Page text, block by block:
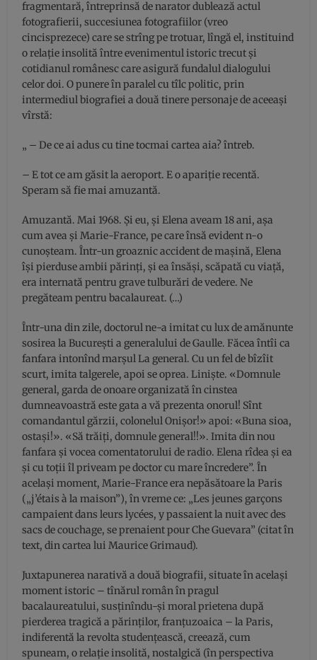
fragmentară, întreprinsă de narator dublează actul
fotografierii, succesiunea fotografiilor (vreo
cincisprezece) care se strîng pe trotuar, lîngă el, instituind
o relaţie insolită între evenimentul istoric trecut şi
cotidianul românesc care asigură fundalul dialogului
celor doi. O punere în paralel cu tîlc politic, prin
intermediul biografiei a două tinere personaje de aceeaşi
vîrstă:
„ – De ce ai adus cu tine tocmai cartea aia? întreb.
– E tot ce am găsit la aeroport. E o apariţie recentă.
Speram să fie mai amuzantă.
Amuzantă. Mai 1968. Şi eu, şi Elena aveam 18 ani, aşa
cum avea şi Marie-France, pe care însă evident n-o
cunoşteam. Într-un groaznic accident de maşină, Elena
îşi pierduse ambii părinţi, şi ea însăşi, scăpată cu viaţă,
era internată pentru grave tulburări de vedere. Ne
pregăteam pentru bacalaureat. (…)
Într-una din zile, doctorul ne-a imitat cu lux de amănunte
sosirea la Bucureşti a generalului de Gaulle. Făcea întîi ca
fanfara intonînd marşul La general. Cu un fel de bîzîit
scurt, imita talgerele, apoi se oprea. Linişte. «Domnule
general, garda de onoare organizată în cinstea
dumneavoastră este gata a vă prezenta onorul! Sînt
comandantul gărzii, colonelul Onişor!» apoi: «Buna sioa,
ostaşi!». «Să trăiţi, domnule general!!». Imita din nou
fanfara şi vocea comentatorului de radio. Elena rîdea şi ea
şi cu toţii îl priveam pe doctor cu mare încredere”. În
acelaşi moment, Marie-France era nepăsătoare la Paris
(„j’étais à la maison”), în vreme ce: „Les jeunes garçons
campaient dans leurs lycées, y passaient la nuit avec des
sacs de couchage, se prenaient pour Che Guevara” (citat în
text, din cartea lui Maurice Grimaud).
Juxtapunerea narativă a două biografii, situate în acelaşi
moment istoric – tînărul român în pragul
bacalaureatului, susţinîndu-şi moral prietena după
pierderea tragică a părinţilor, franţuzoaica – la Paris,
indiferentă la revolta studenţească, creează, cum
spuneam, o relaţie insolită, nostalgică (în perspectiva